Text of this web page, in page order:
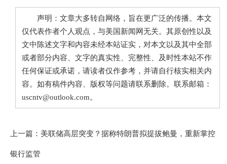
声明：文章大多转自网络，旨在更广泛的传播。本文
仅代表作者个人观点，与美国新闻网无关。其原创性以及
文中陈述文字和内容未经本站证实，对本文以及其中全部
或者部分内容、文字的真实性、完整性、及时性本站不作
任何保证或承诺，请读者仅作参考，并请自行核实相关内
容。如有稿件内容、版权等问题请联系删除。联系邮箱：
uscntv@outlook.com。
上一篇： 美联储高层突变？据称特朗普拟提拔鲍曼，重新掌控
银行监管